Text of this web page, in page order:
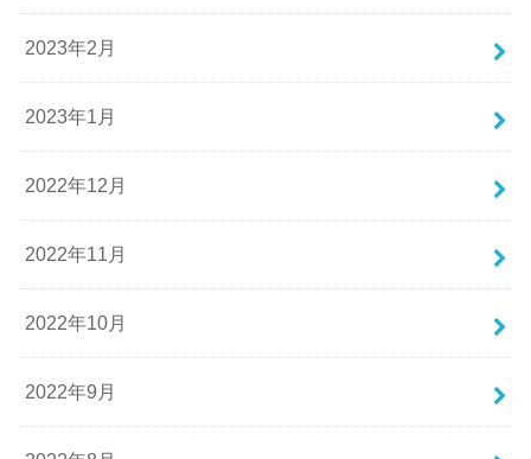
2023年2月
2023年1月
2022年12月
2022年11月
2022年10月
2022年9月